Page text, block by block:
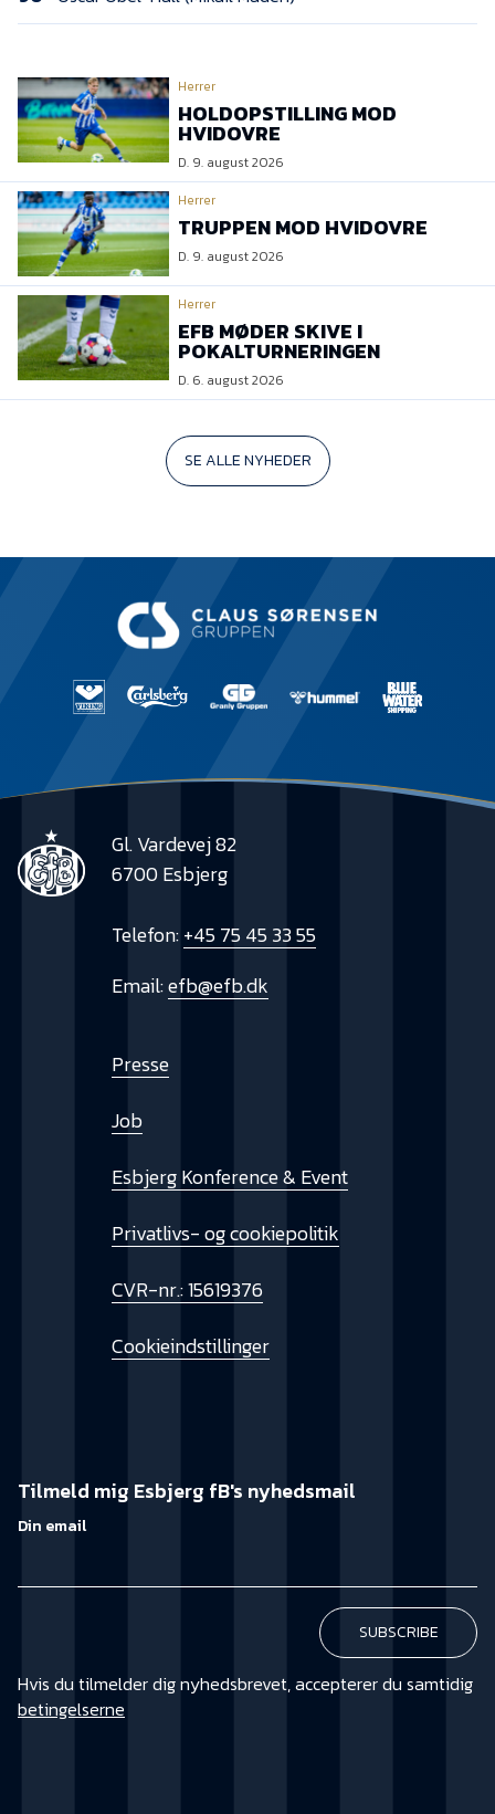
Herrer
HOLDOPSTILLING MOD
HVIDOVRE
D. 9. august 2026
Herrer
TRUPPEN MOD HVIDOVRE
D. 9. august 2026
Herrer
EFB MØDER SKIVE I
POKALTURNERINGEN
D. 6. august 2026
SE ALLE NYHEDER
Gl. Vardevej 82
6700 Esbjerg
Telefon:+45 75 45 33 55
Email:efb@efb.dk
Presse
Job
Esbjerg Konference & Event
Privatlivs- og cookiepolitik
CVR-nr.: 15619376
Cookieindstillinger
Tilmeld mig Esbjerg fB's nyhedsmail
Din email
Hvis du tilmelder dig nyhedsbrevet, accepterer du samtidig
betingelserne